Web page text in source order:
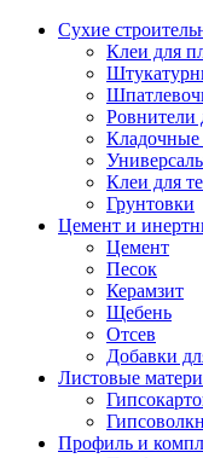
Сухие
Клеи для
Ровнители
Кладочные
Клеи для
Грунтовки
Цемент и
Цемент
Песок
Керамзит
Щебень
Отсев
Добавки
Листовые
Профиль и